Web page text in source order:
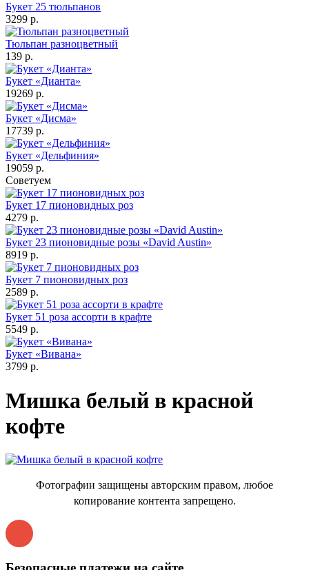
Букет 25 тюльпанов
3299 р.
Тюльпан разноцветный
139 р.
Букет «Дианта»
19269 р.
Букет «Дисма»
17739 р.
Букет «Дельфиния»
19059 р.
Советуем
Букет 17 пионовидных роз
4279 р.
Букет 23 пионовидные розы «David Austin»
8919 р.
Букет 7 пионовидных роз
2589 р.
Букет 51 роза ассорти в крафте
5549 р.
Букет «Вивана»
3799 р.
Мишка белый в красной
кофте
Фотографии защищены авторским правом, любое
копирование контента запрещено.